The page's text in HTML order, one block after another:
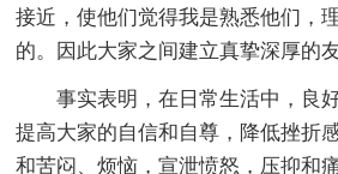
接近，使他们觉得我是熟悉他们，
的。因此大家之间建立真挚深厚的友
事实表明，在日常生活中，良
提高大家的自信和自尊，降低挫折
和苦闷、烦恼，宣泄愤怒，压抑和